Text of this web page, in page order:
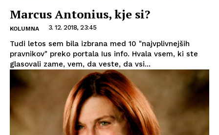
Marcus Antonius, kje si?
KOLUMNA 3. 12. 2018, 23:45
Tudi letos sem bila izbrana med 10 "najvplivnejših
pravnikov" preko portala Ius info. Hvala vsem, ki ste
glasovali zame, vem, da veste, da vsi...